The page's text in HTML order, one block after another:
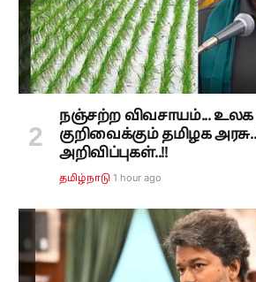
நஞ்சற்ற விவசாயம்...
குறிவைக்கும் தமிழக
அறிவிப்புகள்..!!
தமிழ்நாடு 1 hour ago